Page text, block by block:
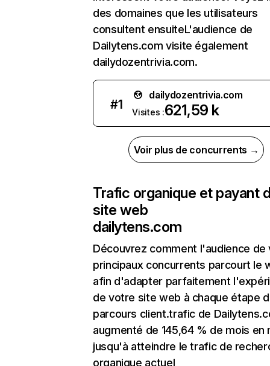
des domaines que les utilisateurs
consultent ensuiteL'audience de
Dailytens.com visite également
dailydozentrivia.com.
#1
dailydozentrivia.com
Visites :621,59 k
Voir plus de concurrents →
Trafic organique et payant
site web
dailytens.com
Découvrez comment l'audience de
principaux concurrents parcourt le
afin d'adapter parfaitement
de votre site web à chaque étape
parcours client.trafic de
augmenté de 145,64 % de mois en
jusqu'à atteindre le trafic de
organique actuel